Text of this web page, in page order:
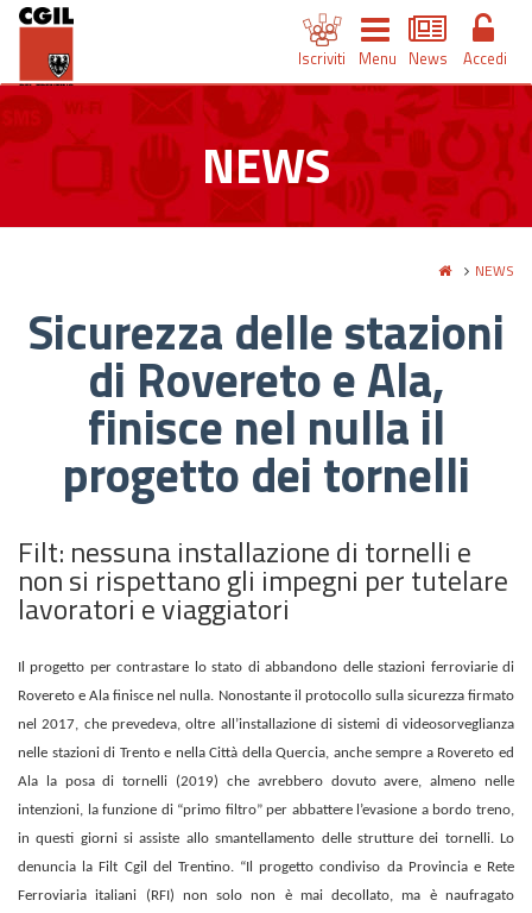
Iscriviti Menu News Accedi
NEWS
NEWS
Sicurezza delle stazioni
di Rovereto e Ala,
finisce nel nulla il
progetto dei tornelli
Filt: nessuna installazione di tornelli e
non si rispettano gli impegni per tutelare
lavoratori e viaggiatori
Il progetto per contrastare lo stato di abbandono delle stazioni ferroviarie di
Rovereto e Ala finisce nel nulla. Nonostante il protocollo sulla sicurezza firmato
nel 2017, che prevedeva, oltre all’installazione di sistemi di videosorveglianza
nelle stazioni di Trento e nella Città della Quercia, anche sempre a Rovereto ed
Ala la posa di tornelli (2019) che avrebbero dovuto avere, almeno nelle
intenzioni, la funzione di “primo filtro” per abbattere l’evasione a bordo treno,
in questi giorni si assiste allo smantellamento delle strutture dei tornelli. Lo
denuncia la Filt Cgil del Trentino. “Il progetto condiviso da Provincia e Rete
Ferroviaria italiani (RFI) non solo non è mai decollato, ma è naufragato